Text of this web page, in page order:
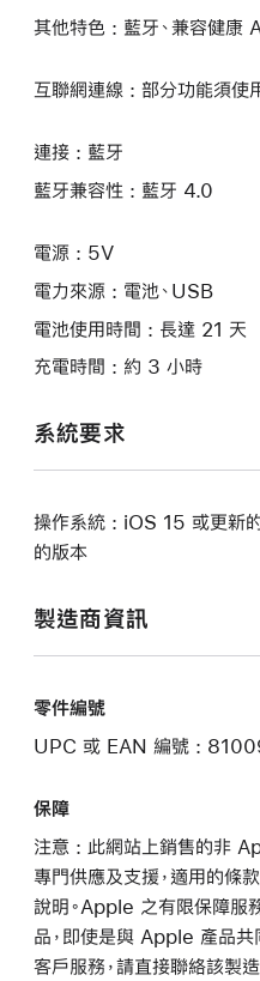
其他特色 : 藍牙、兼容健康
互聯網連線 : 部分功能須使
連接 : 藍牙
藍牙兼容性 : 藍牙 4.0
電源 : 5V
電力來源 : 電池、USB
電池使用時間 : 長達 21 天
充電時間 : 約 3 小時
系統要求
操作系統 : iOS 15 或更新
的版本
製造商資訊
零件編號
UPC 或 EAN 編號 :
保障
注意 : 此網站上銷售的非
專門供應及支援，適用的條
說明。Apple 之有限保障服
品，即使是與 Apple 產品共
客戶服務，請直接聯絡該製造